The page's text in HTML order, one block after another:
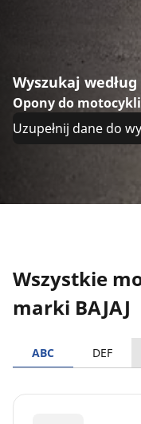
Wyszukaj według
Opony do
Uzupełnij dane do
Wszystkie
marki BAJAJ
ABC DEF